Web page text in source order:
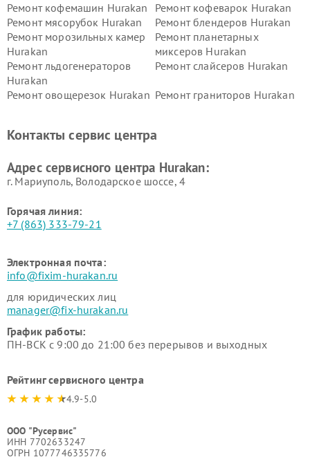
Ремонт кофемашин Hurakan
Ремонт кофеварок Hurakan
Ремонт мясорубок Hurakan
Ремонт блендеров Hurakan
Ремонт морозильных камер
Hurakan
Ремонт планетарных
миксеров Hurakan
Ремонт льдогенераторов
Hurakan
Ремонт слайсеров Hurakan
Ремонт овощерезок Hurakan Ремонт граниторов Hurakan
Hurakan
Контакты сервис центра
Адрес сервисного центра Hurakan:
г. Мариуполь, Володарское шоссе, 4
Горячая линия:
+7 (863) 333-79-21
Электронная почта:
info@fixim-hurakan.ru
для юридических лиц
manager@fix-hurakan.ru
График работы:
ПН-ВСК с 9:00 до 21:00 без перерывов и выходных
Рейтинг сервисного центра
4.9-5.0
ООО "Русервис"
ИНН 7702633247
ОГРН 1077746335776